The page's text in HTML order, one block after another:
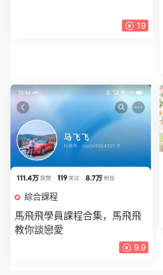
19
綜合課程
馬飛飛學員課程合集，馬飛飛
教你談戀愛
9.9